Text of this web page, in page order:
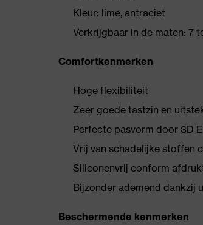
Kleur: lime, antraciet
Verkrijgbaar in de maten: 7
Comfortkenmerken
Hoge flexibiliteit
Zeer goede tastzin en
Perfecte pasvorm door 3D
Vrij van schadelijke stoffen
Siliconenvrij conform
Bijzonder ademend dankzij
Beschermende kenmerken